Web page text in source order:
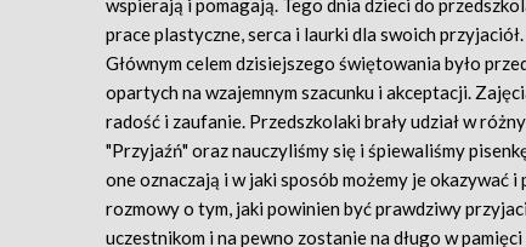
wspierają i pomagają. Tego dnia dzieci do
prace plastyczne, serca i laurki dla swoich przyjaciół.
Głównym celem dzisiejszego świętowania było
opartych na wzajemnym szacunku i akceptacji.
radość i zaufanie. Przedszkolaki brały udział w
"Przyjaźń" oraz nauczyliśmy się i śpiewaliśmy
one oznaczają i w jaki sposób możemy je okazywać
rozmowy o tym, jaki powinien być prawdziwy
uczestnikom i na pewno zostanie na długo w